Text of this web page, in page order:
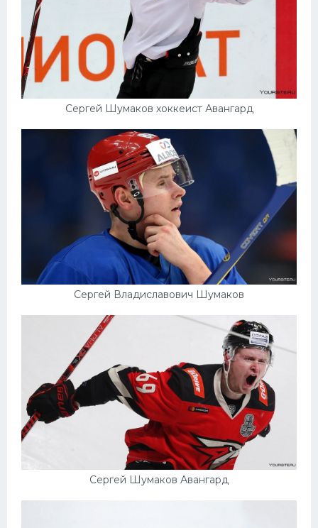
Сергей Шумаков хоккеист Авангард
Сергей Владиславович Шумаков
Сергей Шумаков Авангард